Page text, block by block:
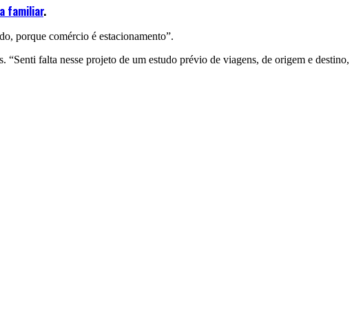
familiar.
porque comércio é estacionamento”.
falta nesse projeto de um estudo prévio de viagens, de origem e destino,